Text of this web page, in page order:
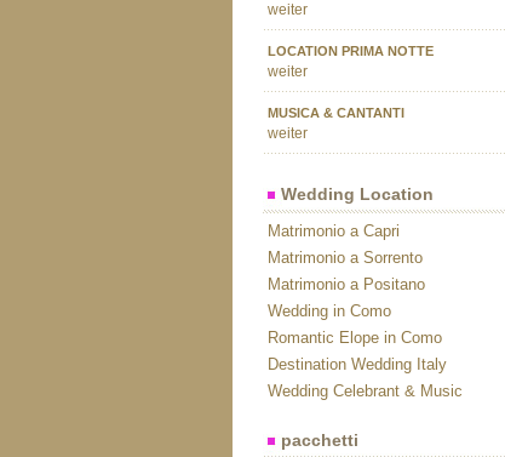
weiter
LOCATION PRIMA NOTTE
weiter
MUSICA & CANTANTI
weiter
Wedding Location
Matrimonio a Capri
Matrimonio a Sorrento
Matrimonio a Positano
Wedding in Como
Romantic Elope in Como
Destination Wedding Italy
Wedding Celebrant & Music
pacchetti